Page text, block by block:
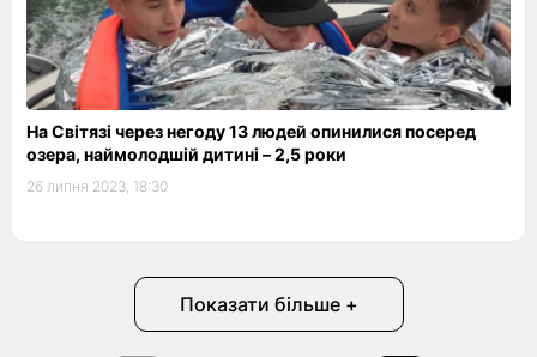
На Світязі через негоду 13 людей опинилися посеред
озера, наймолодшій дитині – 2,5 роки
26 липня 2023, 18:30
Показати більше +